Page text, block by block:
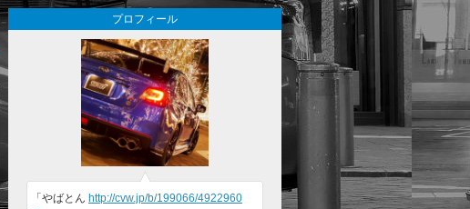
プロフィール
「やばとん http://cvw.jp/b/199066/4922960